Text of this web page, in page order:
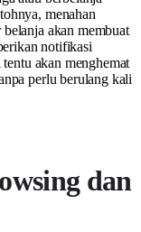
menahan
akan membuat
notifikasi
akan menghemat
perlu berulang kali
dan